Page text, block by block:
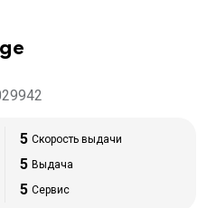
5 Скорость выдачи
5 Выдача
5 Сервис